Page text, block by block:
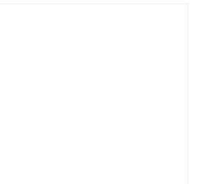
informatie en om de Presto R